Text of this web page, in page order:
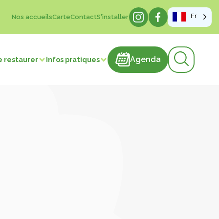
Nos accueilsCarteContactS'installer Fr
restaurer Infos pratiques Agenda
Agenda